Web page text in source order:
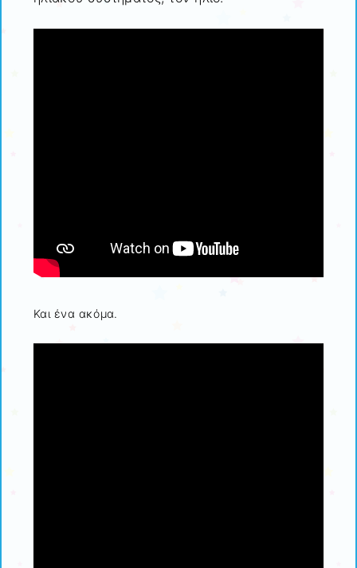
Και ένα ακόμα.